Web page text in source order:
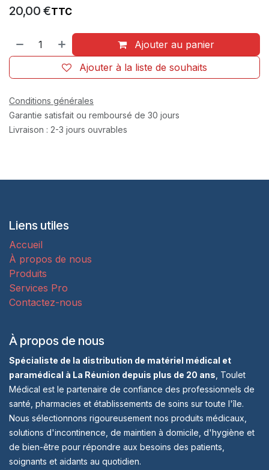
20,00 €TTC
Ajouter au panier
Ajouter à la liste de souhaits
Conditions générales
Garantie satisfait ou remboursé de 30 jours
Livraison : 2-3 jours ouvrables
Liens utiles
Accueil
À propos de nous
Produits
Services Pro
Contactez-nous
À propos de nous
Spécialiste de la distribution de matériel médical et
paramédical à La Réunion depuis plus de 20 ans , Toulet
Médical est le partenaire de confiance des professionnels de
santé, pharmacies et établissements de soins sur toute l'île.
Nous sélectionnons rigoureusement nos produits médicaux,
solutions d'incontinence, de maintien à domicile, d'hygiène et
de bien-être pour répondre aux besoins des patients,
soignants et aidants au quotidien.